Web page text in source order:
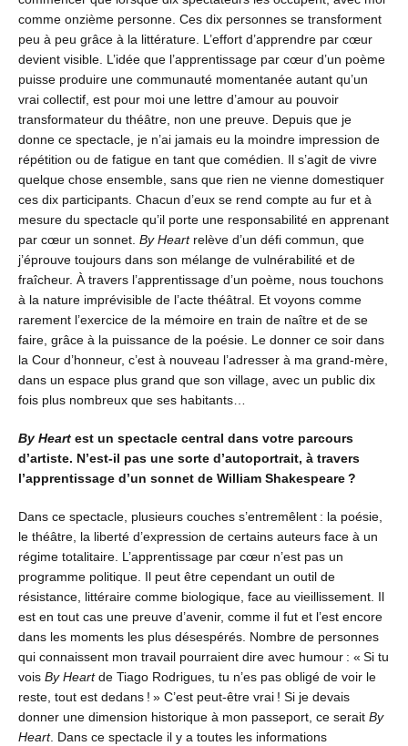
comme onzième personne. Ces dix personnes se transforment
peu à peu grâce à la littérature. L’effort d’apprendre par cœur
devient visible. L’idée que l’apprentissage par cœur d’un poème
puisse produire une communauté momentanée autant qu’un
vrai collectif, est pour moi une lettre d’amour au pouvoir
transformateur du théâtre, non une preuve. Depuis que je
donne ce spectacle, je n’ai jamais eu la moindre impression de
répétition ou de fatigue en tant que comédien. Il s’agit de vivre
quelque chose ensemble, sans que rien ne vienne domestiquer
ces dix participants. Chacun d’eux se rend compte au fur et à
mesure du spectacle qu’il porte une responsabilité en apprenant
par cœur un sonnet. By Heartrelève d’un défi commun, que
j’éprouve toujours dans son mélange de vulnérabilité et de
fraîcheur. À travers l’apprentissage d’un poème, nous touchons
à la nature imprévisible de l’acte théâtral. Et voyons comme
rarement l’exercice de la mémoire en train de naître et de se
faire, grâce à la puissance de la poésie. Le donner ce soir dans
la Cour d’honneur, c’est à nouveau l’adresser à ma grand-mère,
dans un espace plus grand que son village, avec un public dix
fois plus nombreux que ses habitants…
By Heart est un spectacle central dans votre parcours
d’artiste. N’est-il pas une sorte d’autoportrait, à travers
l’apprentissage d’un sonnet de William Shakespeare ?
Dans ce spectacle, plusieurs couches s’entremêlent : la poésie,
le théâtre, la liberté d’expression de certains auteurs face à un
régime totalitaire. L’apprentissage par cœur n’est pas un
programme politique. Il peut être cependant un outil de
résistance, littéraire comme biologique, face au vieillissement. Il
est en tout cas une preuve d’avenir, comme il fut et l’est encore
dans les moments les plus désespérés. Nombre de personnes
qui connaissent mon travail pourraient dire avec humour : « Si tu
vois By Heartde Tiago Rodrigues, tu n’es pas obligé de voir le
reste, tout est dedans ! » C’est peut-être vrai ! Si je devais
donner une dimension historique à mon passeport, ce serait By
Heart. Dans ce spectacle il y a toutes les informations